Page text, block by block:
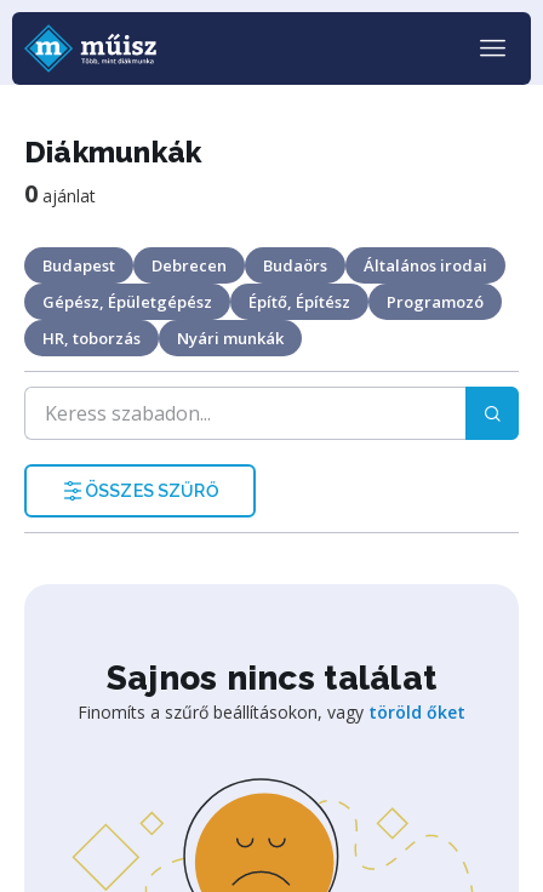
Diákmunkák
0 ajánlat
Budapest Debrecen Budaörs
Általános irodai
Gépész, Épületgépész
Építő, Építész
Programozó
HR, toborzás
Nyári munkák
ÖSSZES SZŰRŐ
Sajnos nincs találat
Finomíts a szűrő beállításokon, vagy töröld őket